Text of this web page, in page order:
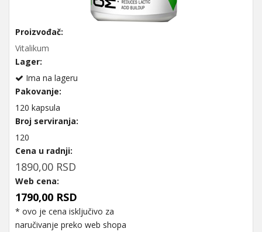
Proizvođač:
Vitalikum
Lager:
Ima na lageru
Pakovanje:
120 kapsula
Broj serviranja:
120
Cena u radnji:
1890,00 RSD
Web cena:
1790,00 RSD
* ovo je cena isključivo za
naručivanje preko web shopa